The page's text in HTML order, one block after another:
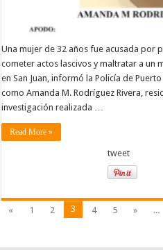
Una mujer de 32 años fue acusada por
cometer actos lascivos y maltratar a un
en San Juan, informó la Policía de
como Amanda M. Rodríguez Rivera,
investigación realizada …
Read More »
tweet
« 1 2 3 4 5 » ...